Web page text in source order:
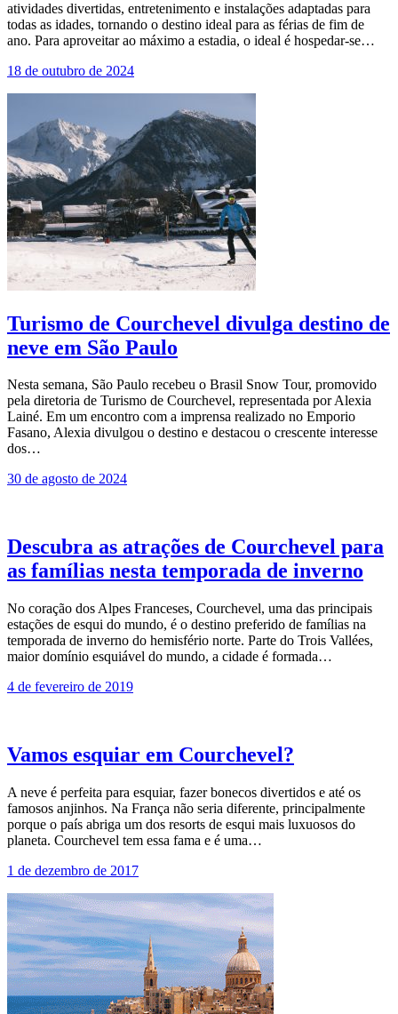
atividades divertidas, entretenimento e instalações adaptadas para
todas as idades, tornando o destino ideal para as férias de fim de
ano. Para aproveitar ao máximo a estadia, o ideal é hospedar-se…
18 de outubro de 2024
Turismo de Courchevel divulga destino de
neve em São Paulo
Nesta semana, São Paulo recebeu o Brasil Snow Tour, promovido
pela diretoria de Turismo de Courchevel, representada por Alexia
Lainé. Em um encontro com a imprensa realizado no Emporio
Fasano, Alexia divulgou o destino e destacou o crescente interesse
dos…
30 de agosto de 2024
Descubra as atrações de Courchevel para
as famílias nesta temporada de inverno
No coração dos Alpes Franceses, Courchevel, uma das principais
estações de esqui do mundo, é o destino preferido de famílias na
temporada de inverno do hemisfério norte. Parte do Trois Vallées,
maior domínio esquiável do mundo, a cidade é formada…
4 de fevereiro de 2019
Vamos esquiar em Courchevel?
A neve é perfeita para esquiar, fazer bonecos divertidos e até os
famosos anjinhos. Na França não seria diferente, principalmente
porque o país abriga um dos resorts de esqui mais luxuosos do
planeta. Courchevel tem essa fama e é uma…
1 de dezembro de 2017